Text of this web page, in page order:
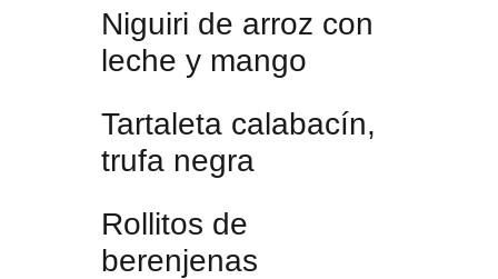
Niguiri de arroz con
leche y mango
Tartaleta calabacín,
trufa negra
Rollitos de
berenjenas